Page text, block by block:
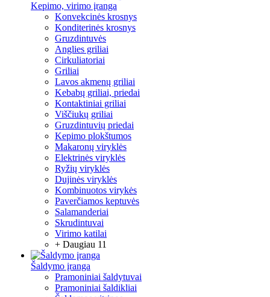
Kepimo, virimo įranga
Konvekcinės krosnys
Konditerinės krosnys
Gruzdintuvės
Anglies griliai
Cirkuliatoriai
Griliai
Lavos akmenų griliai
Kebabų griliai, priedai
Kontaktiniai griliai
Viščiukų griliai
Gruzdintuvių priedai
Kepimo plokštumos
Makaronų viryklės
Elektrinės viryklės
Ryžių viryklės
Dujinės viryklės
Kombinuotos virykės
Paverčiamos keptuvės
Salamanderiai
Skrudintuvai
Virimo katilai
+ Daugiau 11
Šaldymo įranga
Pramoniniai šaldytuvai
Pramoniniai šaldikliai